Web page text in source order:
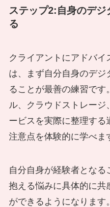
ステップ2:自身のデ
る
クライアントにアドバイ
は、まず自分自身のデジ
ることが最善の練習で
ル、クラウドストレージ
ービスを実際に整理する
注意点を体験的に学べま
自分自身が経験者とな
抱える悩みに具体的に共
ができるようになります。